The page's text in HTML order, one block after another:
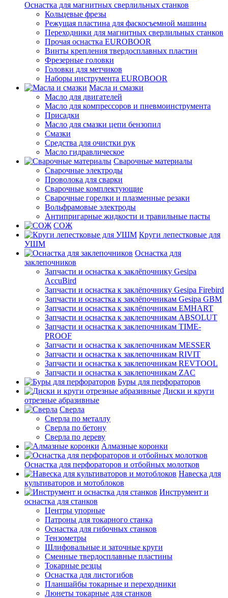
Оснастка для магнитных сверлильных станков
Кольцевые фрезы
Режущая пластина для фаскосъемной машины
Переходники для магнитных сверлильных станков
Прочая оснастка EUROBOOR
Винты крепления твердосплавных пластин
Фрезерные головки
Головки для метчиков
Наборы инструмента EUROBOOR
Масла и смазки
Масло для двигателей
Масло для компрессоров и пневмоинструмента
Присадки
Масло для смазки цепи бензопил
Смазки
Средства для очистки рук
Масло гидравлическое
Сварочные материалы
Сварочные электроды
Проволока для сварки
Сварочные комплектующие
Сварочные горелки и плазменные резаки
Вольфрамовые электроды
Антипригарные жидкости и травильные пасты
СОЖ
Круги лепестковые для
УШМ
Оснастка для
заклепочников
Запчасти и оснастка к заклёпочнику Gesipa
AccuBird
Запчасти и оснастка к заклёпочнику Gesipa Firebird
Запчасти и оснастка к заклёпочникам Gesipa GBM
Запчасти и оснастка к заклёпочникам EMHART
Запчасти и оснастка к заклепочникам ABSOLUT
Запчасти и оснастка к заклепочникам TIME-
PROOF
Запчасти и оснастка к заклепочникам MESSER
Запчасти и оснастка к заклепочникам RIVIT
Запчасти и оснастка к заклепочникам REVTOOL
Запчасти и оснастка к заклепочникам ZAC
Буры для перфораторов
Диски и круги
отрезные абразивные
Сверла
Сверла по металлу
Сверла по бетону
Сверла по дереву
Алмазные коронки
Оснастка для перфораторов и отбойных молотков
Навеска для
культиваторов и мотоблоков
Инструмент и
оснастка для станков
Центры упорные
Патроны для токарного станка
Оснастка для гибочных станков
Тензометры
Шлифовальные и заточные круги
Сменные твердосплавные пластины
Токарные резцы
Оснастка для листогибов
Планшайбы токарные и переходники
Люнеты токарные для станков